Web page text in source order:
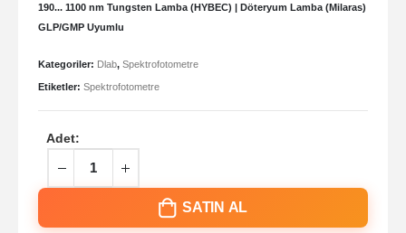
190... 1100 nm Tungsten Lamba (HYBEC) | Döteryum Lamba (Milaras)
GLP/GMP Uyumlu
Kategoriler: Dlab, Spektrofotometre
Etiketler: Spektrofotometre
Adet:
SATIN AL